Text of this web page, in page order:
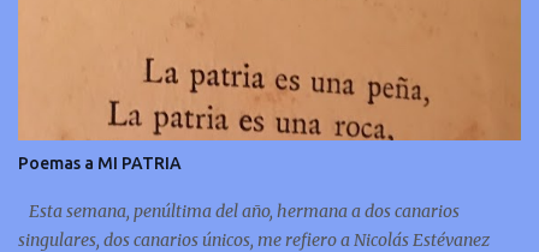
Poemas a MI PATRIA
Esta semana, penúltima del año, hermana a dos canarios
singulares, dos canarios únicos, me refiero a Nicolás Estévanez